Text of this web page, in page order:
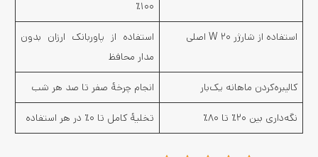
۱۰۰٪
استفاده از شارژر ۲۰ W اصلی
استفاده از پاوربانک ارزان بدون
مدار محافظ
کالیبره‌کردن ماهانه یک‌بار انجام چرخهٔ صفر تا صد هر شب
نگه‌داری بین ۲۰٪ تا ۸۰٪ تخلیهٔ کامل تا ۰٪ در هر استفاده